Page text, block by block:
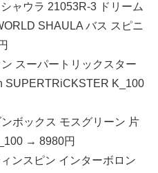
ャウラ 21053R-3 ドリーム
SHAULA バス スピニ
スーパートリックスター
SUPERTRiCKSTER K_100
ボックス モスグリーン 片
→ 8980円
ンスピン インターボロン